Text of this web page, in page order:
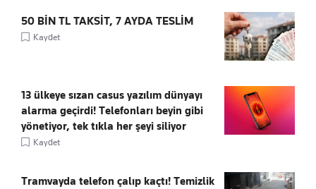
50 BİN TL TAKSİT, 7 AYDA TESLİM
Kaydet
13 ülkeye sızan casus yazılım dünyayı
alarma geçirdi! Telefonları beyin gibi
yönetiyor, tek tıkla her şeyi siliyor
Kaydet
Tramvayda telefon çalıp kaçtı! Temizlik